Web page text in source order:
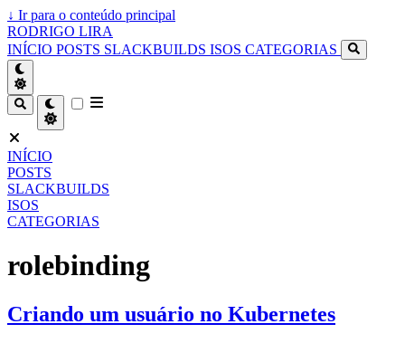
↓ Ir para o conteúdo principal
RODRIGO LIRA
INÍCIO POSTS SLACKBUILDS ISOS CATEGORIAS
INÍCIO
POSTS
SLACKBUILDS
ISOS
CATEGORIAS
rolebinding
Criando um usuário no Kubernetes